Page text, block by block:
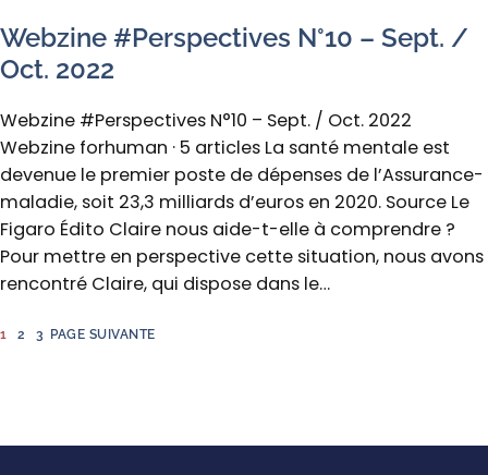
Webzine #Perspectives N°10 – Sept. /
Oct. 2022
Webzine #Perspectives N°10 – Sept. / Oct. 2022
Webzine forhuman · 5 articles La santé mentale est
devenue le premier poste de dépenses de l’Assurance-
maladie, soit 23,3 milliards d’euros en 2020. Source Le
Figaro Édito Claire nous aide-t-elle à comprendre ?
Pour mettre en perspective cette situation, nous avons
rencontré Claire, qui dispose dans le…
1 2 3 PAGE SUIVANTE